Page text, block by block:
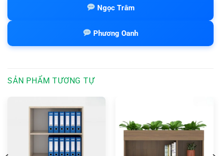
Ngọc Trâm
Phương Oanh
SẢN PHẨM TƯƠNG TỰ